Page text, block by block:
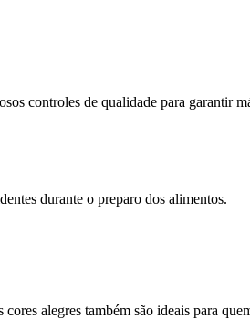
controles de qualidade para garantir
durante o preparo dos alimentos.
alegres também são ideais para